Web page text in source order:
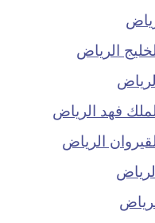
الرياض
فهد الرياض
الرياض